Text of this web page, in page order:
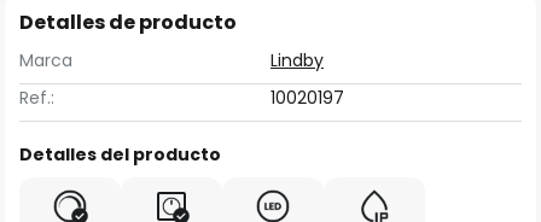
Detalles de producto
Marca
Lindby
Ref.:
10020197
Detalles del producto